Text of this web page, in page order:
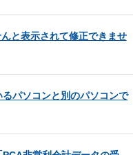
と表示されて修正できませ
パソコンと別のパソコンで